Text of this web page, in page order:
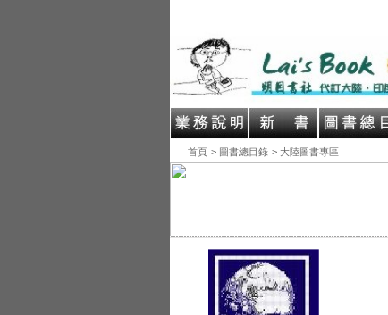
首頁 > 圖書總目錄 > 大陸圖書專區